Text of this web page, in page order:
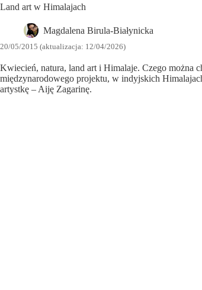
Land art w Himalajach
Magdalena Birula-Białynicka
20/05/2015 (aktualizacja: 12/04/2026)
Kwiecień, natura, land art i Himalaje. Czego można
międzynarodowego projektu, w indyjskich
artystkę – Aiję Zagarinę.